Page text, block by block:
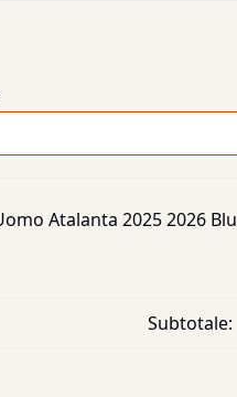
Atalanta 2025 2026 Blu
Subtotale: